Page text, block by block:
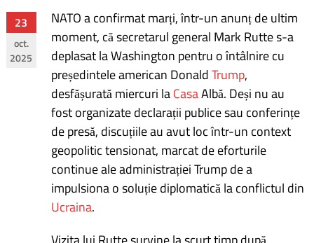
23
oct.
2025
NATO a confirmat marți, într-un anunț de ultim
moment, că secretarul general Mark Rutte s-a
deplasat la Washington pentru o întâlnire cu
președintele american DonaldTrump,
desfășurată miercuri laCasaAlbă. Deși nu au
fost organizate declarații publice sau conferințe
de presă, discuțiile au avut loc într-un context
geopolitic tensionat, marcat de eforturile
continue ale administrației Trump de a
impulsiona o soluție diplomatică la conflictul din
Ucraina.
Navigare
în
articole